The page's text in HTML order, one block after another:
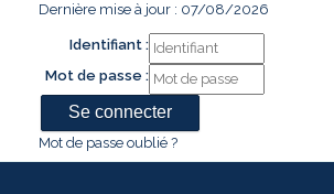
Dernière mise à jour : 07/08/2026
Identifiant :
Mot de passe :
Mot de passe oublié ?